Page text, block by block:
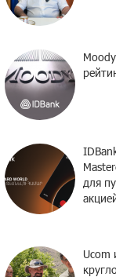
для
Ucom